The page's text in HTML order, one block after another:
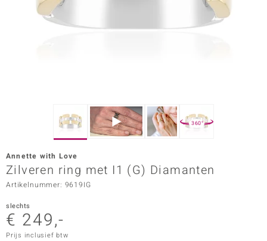
Vogue
in Italy
Paraíso
360°
Annette with Love
Zilveren ring met I1 (G) Diamanten
Artikelnummer: 9619IG
slechts
€ 249,-
Prijs inclusief btw